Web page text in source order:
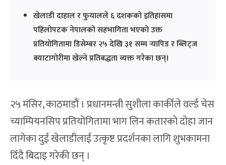
खेलाडी दाहाल र फुयालले ६ दशकको इतिहासमा
पहिलोपटक नेपालको सहभागिता भएको उक्त
प्रतियोगितामा डिसेम्बर २५ देखि ३१ सम्म र्‍यापिड र ब्लिट्ज
क्याटागोरीमा खेल्ने प्रतिबद्धता व्यक्त गरेका छन्।
२५ मंसिर, काठमाडौं । प्रधानमन्त्री सुशीला कार्कीले वर्ल्ड चेस
च्याम्पियनसिप प्रतियोगितामा भाग लिन कतारको दोहा जान
लागेका दुई खेलाडीलाई उत्कृष्ट प्रदर्शनका लागि शुभकामना
दिँदै बिदाइ गरेकी छन् ।